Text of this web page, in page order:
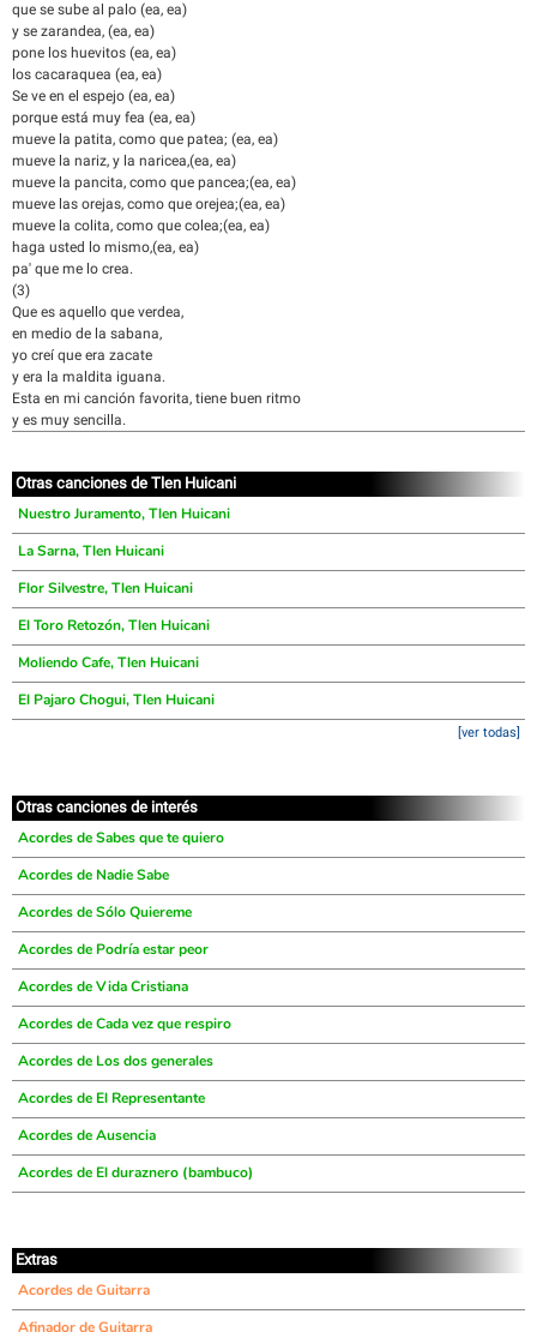
que se sube al palo (ea, ea)
y se zarandea, (ea, ea)
pone los huevitos (ea, ea)
los cacaraquea (ea, ea)
Se ve en el espejo (ea, ea)
porque está muy fea (ea, ea)
mueve la patita, como que patea; (ea, ea)
mueve la nariz, y la naricea,(ea, ea)
mueve la pancita, como que pancea;(ea, ea)
mueve las orejas, como que orejea;(ea, ea)
mueve la colita, como que colea;(ea, ea)
haga usted lo mismo,(ea, ea)
pa' que me lo crea.
(3)
Que es aquello que verdea,
en medio de la sabana,
yo creí que era zacate
y era la maldita iguana.
Esta en mi canción favorita, tiene buen ritmo
y es muy sencilla.
Otras canciones de Tlen Huicani
Nuestro Juramento, Tlen Huicani
La Sarna, Tlen Huicani
Flor Silvestre, Tlen Huicani
El Toro Retozón, Tlen Huicani
Moliendo Cafe, Tlen Huicani
El Pajaro Chogui, Tlen Huicani
[ver todas]
Otras canciones de interés
Acordes de Sabes que te quiero
Acordes de Nadie Sabe
Acordes de Sólo Quiereme
Acordes de Podría estar peor
Acordes de Vida Cristiana
Acordes de Cada vez que respiro
Acordes de Los dos generales
Acordes de El Representante
Acordes de Ausencia
Acordes de El duraznero (bambuco)
Extras
Acordes de Guitarra
Afinador de Guitarra